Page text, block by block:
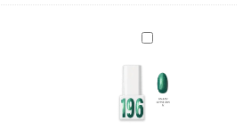
196
Ballad
JZ
Nails
Group